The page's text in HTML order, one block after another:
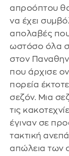
απροόπτου
να έχει
απολαβές
ωστόσο όλα
στον
που άρχισε
πορεία
σεζόν. Μια
τις
έγιναν σε
τακτική
απώλεια των